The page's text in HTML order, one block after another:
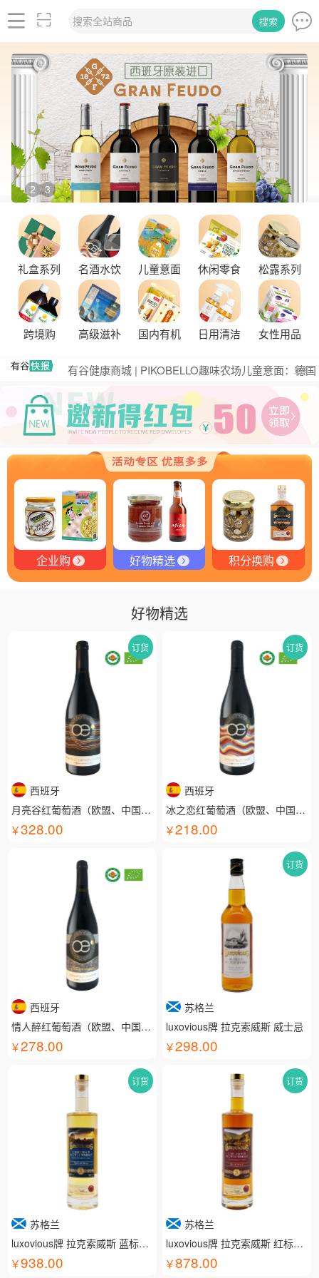
搜索全站商品 搜索
2 / 3
礼盒系列 名酒水饮 儿童意面 休闲零食 松露系列
跨境购 高级滋补 国内有机 日用清洁 女性用品
更多
式，共筑大健康产业有机生态新未来
有谷健康商城 | PIKOBELLO趣味农场儿童意面：德国
匠心打造的无盐健康新主张
有谷健康 | PIKOBELLO牌儿童意面：健康与美味的完
美结合
探寻黑钻奥秘：有谷健康与塞尔维亚黑松露的完美邂
逅
探秘塞尔维亚黑松露：舌尖上的黑钻石
品味卓越，OE 中欧有机双认证红酒的独特魅力
品味拉克索威斯威士忌，邂逅独特酒韵
舌尖上的塞尔维亚黑松露，你了解多少？
探秘塞尔维亚松露的独特魅力
黑松露的热量是多少？
企业购 好物精选 积分换购
好物精选
订货
西班牙
月亮谷红葡萄酒（欧盟、中国有机认证）
328.00
订货
西班牙
冰之恋红葡萄酒（欧盟、中国有机认证）
218.00
西班牙
情人醉红葡萄酒（欧盟、中国有机认证）
278.00
订货
苏格兰
luxovious牌 拉克索威斯 威士忌
298.00
订货
苏格兰
luxovious牌 拉克索威斯 蓝标威士忌
938.00
订货
苏格兰
luxovious牌 拉克索威斯 红标威士忌
878.00